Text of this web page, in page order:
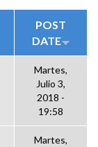
POST
DATE
Martes,
Julio 3,
2018 -
19:58
Martes,